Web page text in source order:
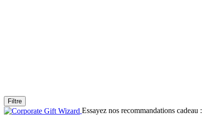
Filtre
Essayez nos recommandations cadeau :